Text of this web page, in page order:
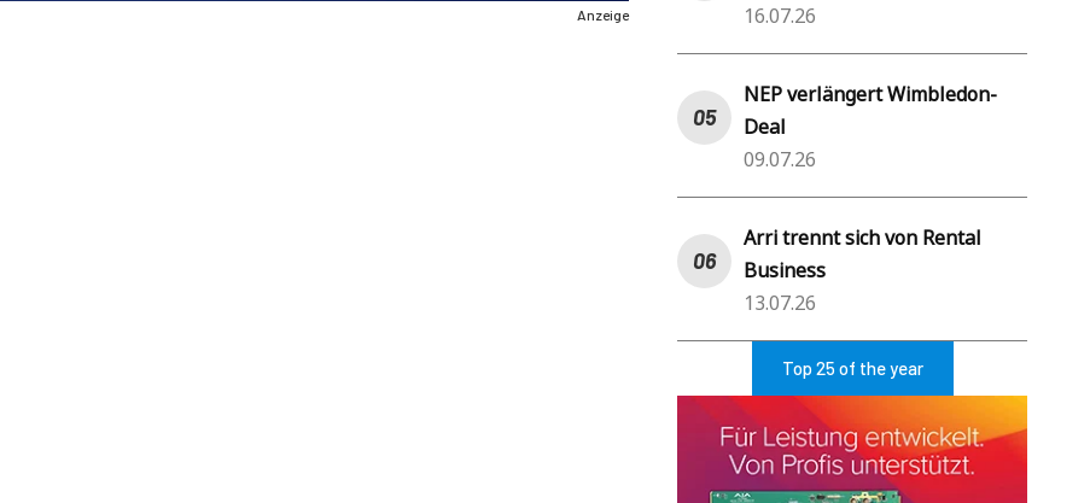
Anzeige
16.07.26
NEP verlängert Wimbledon-
Deal
09.07.26
Arri trennt sich von Rental
Business
13.07.26
Top 25 of the year